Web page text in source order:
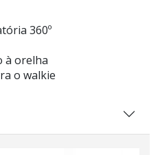
360º
à orelha
o walkie